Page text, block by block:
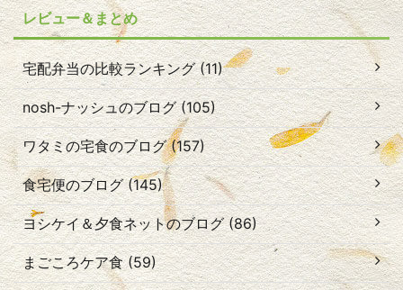
レビュー＆まとめ
宅配弁当の比較ランキング (11)
nosh-ナッシュのブログ (105)
ワタミの宅食のブログ (157)
食宅便のブログ (145)
ヨシケイ＆夕食ネットのブログ (86)
まごころケア食 (59)